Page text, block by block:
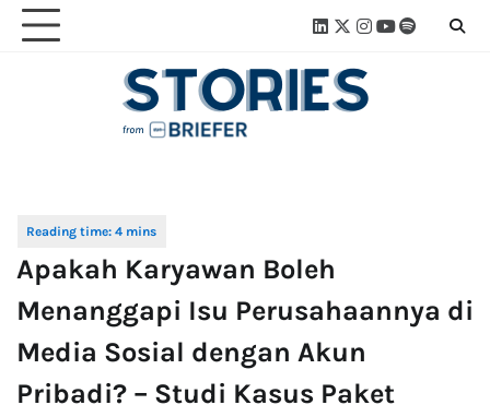
Skip
Linkedin
Twitter
Instagram
Youtube
Spotify
Apakah Karyawan Boleh
Menanggapi Isu Perusahaannya di
Media Sosial dengan Akun
Pribadi? – Studi Kasus Paket